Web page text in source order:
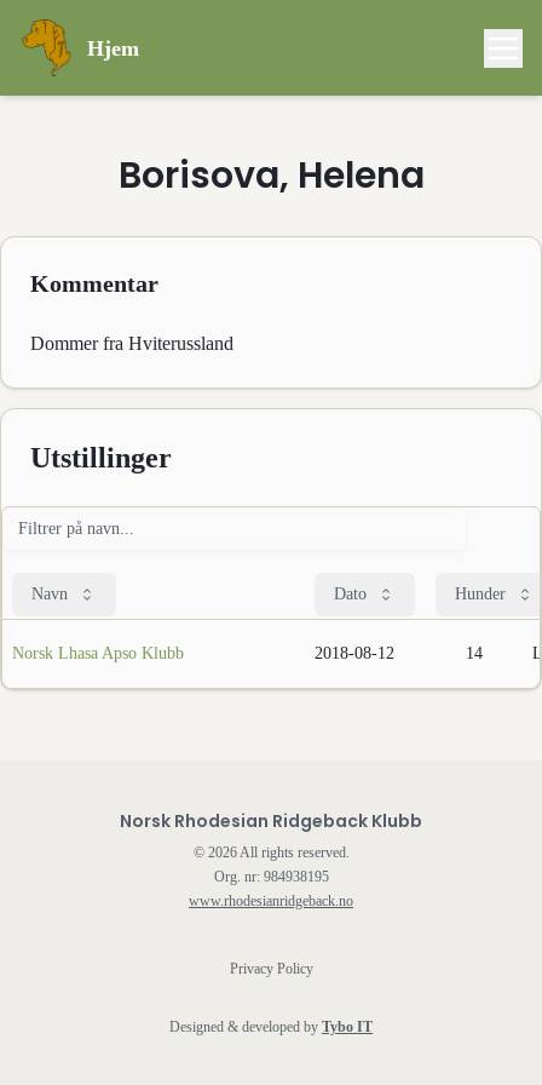
Hjem
Borisova, Helena
Kommentar
Dommer fra Hviterussland
Utstillinger
Navn Dato Hunder
Norsk Lhasa Apso Klubb 2018-08-12 14
Norsk Rhodesian Ridgeback Klubb
© 2026All rights reserved.
Org. nr: 984938195
www.rhodesianridgeback.no
Privacy Policy
Designed & developed by Tybo IT